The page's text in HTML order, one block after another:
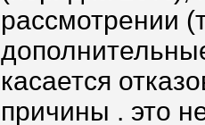
рассмотрении
касается
причины . это